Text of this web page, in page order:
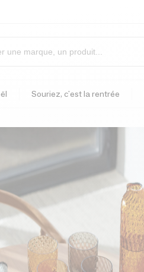
Souriez, c'est la rentrée